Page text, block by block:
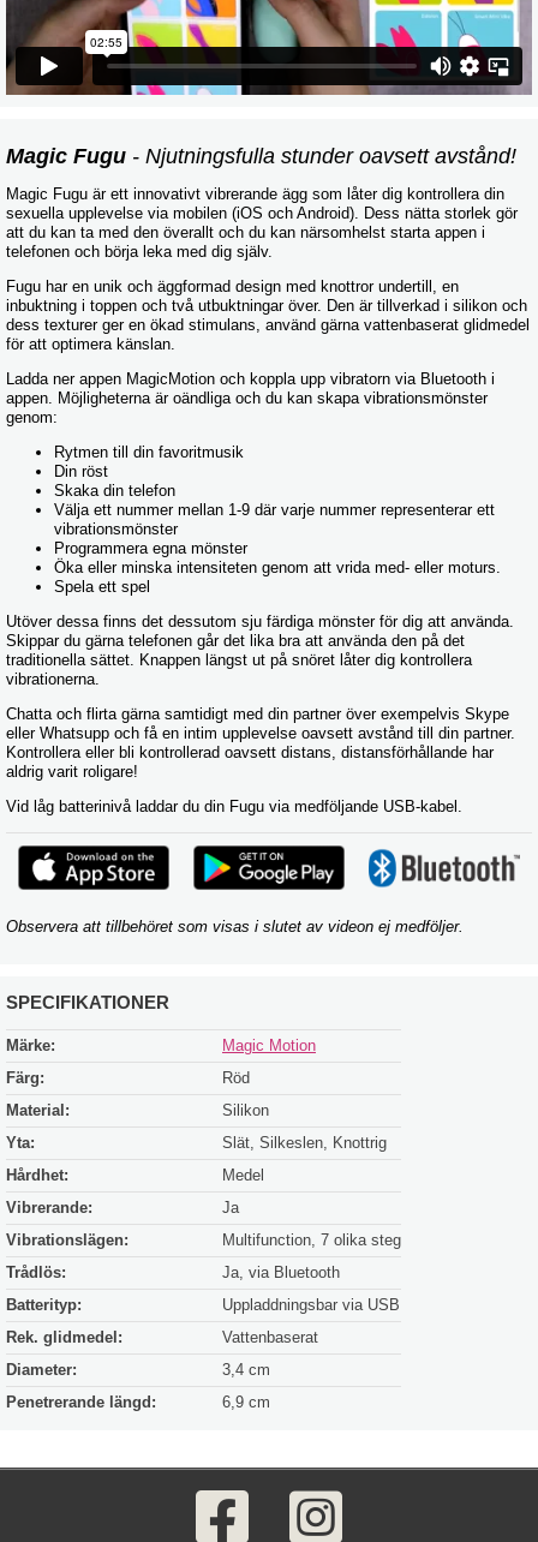
Magic Fugu - Njutningsfulla stunder oavsett avstånd!
Magic Fugu är ett innovativt vibrerande ägg som låter dig kontrollera din
sexuella upplevelse via mobilen (iOS och Android). Dess nätta storlek gör
att du kan ta med den överallt och du kan närsomhelst starta appen i
telefonen och börja leka med dig själv.
Fugu har en unik och äggformad design med knottror undertill, en
inbuktning i toppen och två utbuktningar över. Den är tillverkad i silikon och
dess texturer ger en ökad stimulans, använd gärna vattenbaserat glidmedel
för att optimera känslan.
Ladda ner appen MagicMotion och koppla upp vibratorn via Bluetooth i
appen. Möjligheterna är oändliga och du kan skapa vibrationsmönster
genom:
Rytmen till din favoritmusik
Din röst
Skaka din telefon
Välja ett nummer mellan 1-9 där varje nummer representerar ett
vibrationsmönster
Programmera egna mönster
Öka eller minska intensiteten genom att vrida med- eller moturs.
Spela ett spel
Utöver dessa finns det dessutom sju färdiga mönster för dig att använda.
Skippar du gärna telefonen går det lika bra att använda den på det
traditionella sättet. Knappen längst ut på snöret låter dig kontrollera
vibrationerna.
Chatta och flirta gärna samtidigt med din partner över exempelvis Skype
eller Whatsupp och få en intim upplevelse oavsett avstånd till din partner.
Kontrollera eller bli kontrollerad oavsett distans, distansförhållande har
aldrig varit roligare!
Vid låg batterinivå laddar du din Fugu via medföljande USB-kabel.
Observera att tillbehöret som visas i slutet av videon ej medföljer.
SPECIFIKATIONER
Märke:
Magic Motion
Färg:
Röd
Material:
Silikon
Yta:
Slät, Silkeslen, Knottrig
Hårdhet:
Medel
Vibrerande:
Ja
Vibrationslägen:
Multifunction, 7 olika steg
Trådlös:
Ja, via Bluetooth
Batterityp:
Uppladdningsbar via USB
Rek. glidmedel:
Vattenbaserat
Diameter:
3,4 cm
Penetrerande längd:
6,9 cm